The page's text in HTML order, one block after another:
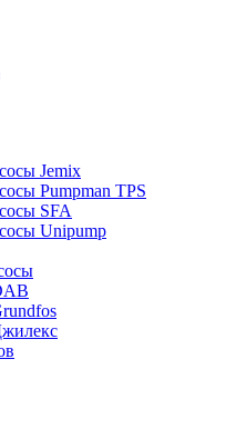
Jemix
Pumpman TPS
SFA
Unipump